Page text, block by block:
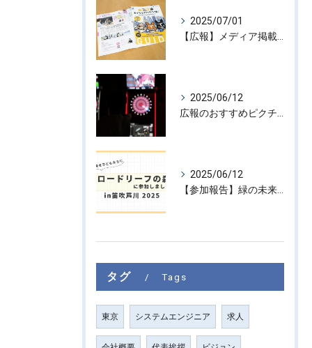
2025/07/01
2025/06/12
2025/06/12
タグ Tags
東京 システムエンジニア 求人